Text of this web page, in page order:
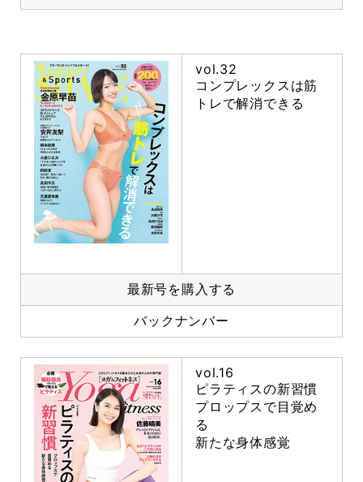
vol.32
コンプレックスは筋
トレで解消できる
最新号を購入する
バックナンバー
vol.16
ピラティスの新習慣
プロップスで目覚め
る
新たな身体感覚